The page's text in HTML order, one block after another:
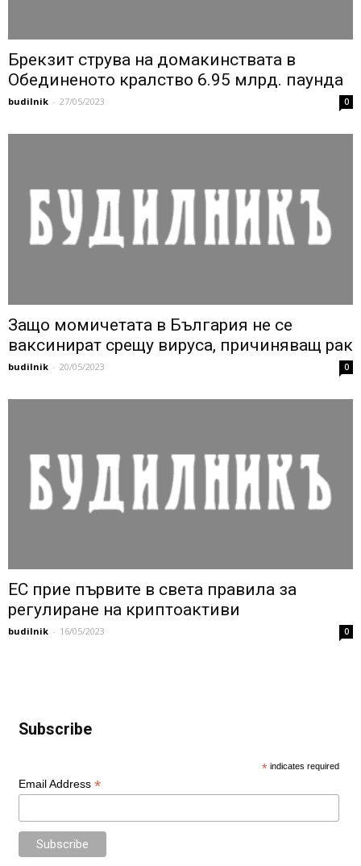
Брекзит струва на домакинствата в
Обединеното кралство 6.95 млрд. паунда
budilnik - 27/05/2023 0
Защо момичетата в България не се
ваксинират срещу вируса, причиняващ рак
budilnik - 20/05/2023 0
ЕС прие първите в света правила за
регулиране на криптоактиви
budilnik - 16/05/2023 0
Subscribe
* indicates required
Email Address *